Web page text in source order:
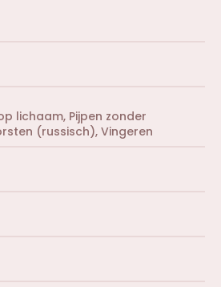
lichaam Pijpen zonder
(russisch) Vingeren